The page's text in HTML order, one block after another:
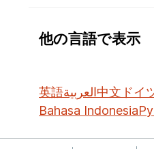
他の言語で表示
英語العربية中文 ドイ
Bahasa Indonesia